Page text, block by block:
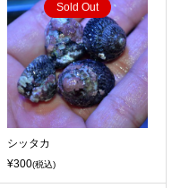
Sold Out
シッタカ
¥300(税込)